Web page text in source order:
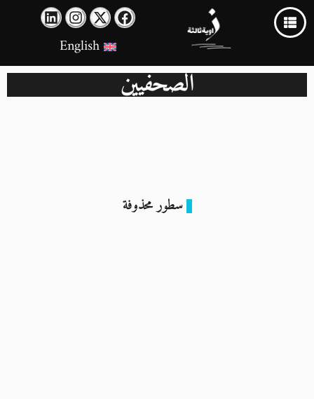
English
الصحفيين
سطور محذوفة